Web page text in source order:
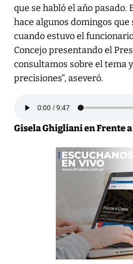
que se habló el año pasado.
hace algunos domingos que
cuando estuvo el
Concejo presentando el
consultamos sobre el tema
precisiones”, aseveró.
Gisela Ghigliani en Frente a